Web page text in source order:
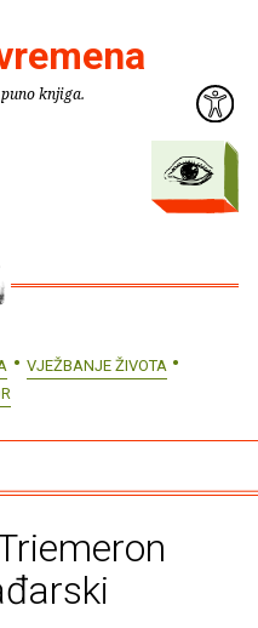
knjiga.
VJEŽBANJE ŽIVOTA